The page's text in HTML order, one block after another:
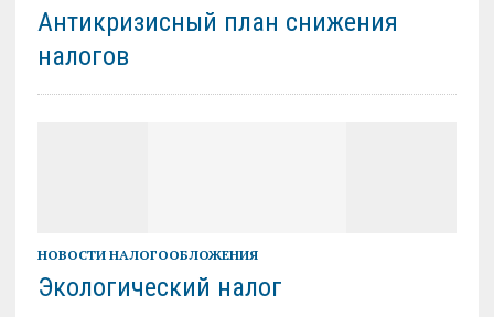
Антикризисный план снижения
налогов
НОВОСТИ НАЛОГООБЛОЖЕНИЯ
Экологический налог